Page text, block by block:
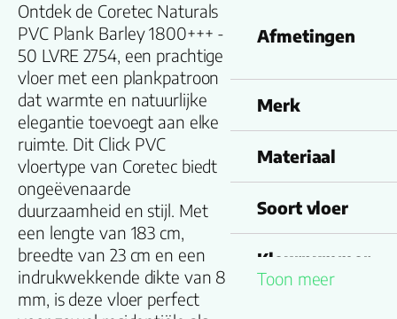
Ontdek de Coretec Naturals
PVC Plank Barley 1800+++ -
50 LVRE 2754, een prachtige
vloer met een plankpatroon
dat warmte en natuurlijke
elegantie toevoegt aan elke
ruimte. Dit Click PVC
vloertype van Coretec biedt
ongeëvenaarde
duurzaamheid en stijl. Met
een lengte van 183 cm,
breedte van 23 cm en een
indrukwekkende dikte van 8
mm, is deze vloer perfect
Afmetingen
Merk
Materiaal
Soort vloer
Kleurnummer
Toon meer